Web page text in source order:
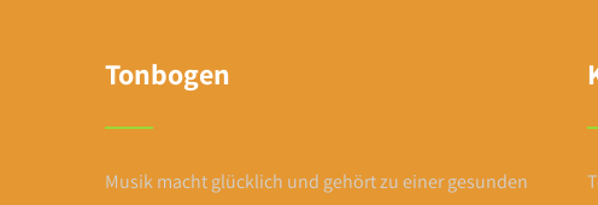
Tonbogen
Musik macht glücklich und gehört zu einer gesunden